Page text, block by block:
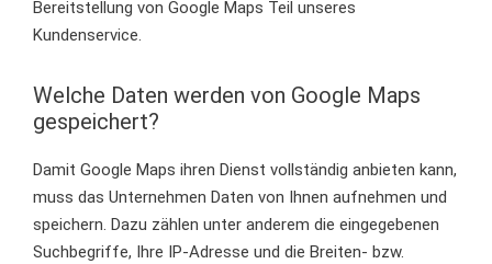
Bereitstellung von Google Maps Teil unseres
Kundenservice.
Welche Daten werden von Google Maps
gespeichert?
Damit Google Maps ihren Dienst vollständig anbieten kann,
muss das Unternehmen Daten von Ihnen aufnehmen und
speichern. Dazu zählen unter anderem die eingegebenen
Suchbegriffe, Ihre IP-Adresse und die Breiten- bzw.